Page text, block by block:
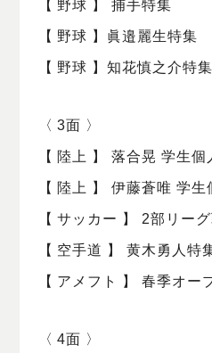
【 野球 】 捕手特集
【 野球 】眞邉麗生特集
【 野球 】知花慎之介特集
〈 3面 〉
【 陸上 】 落合晃 学生
【 陸上 】 伊藤蒼唯 学
【 サッカー 】 2部リー
【 空手道 】 黄木勇人特
【 アメフト 】 春季オー
〈 4面 〉